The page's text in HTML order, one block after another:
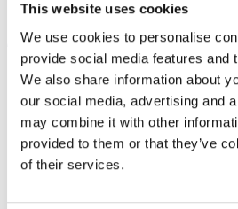
This website uses cookies
We use cookies to personalise
provide social media features and
We also share information about
our social media, advertising and
may combine it with other
provided to them or that they’ve
of their services.
Anderen kochten ook